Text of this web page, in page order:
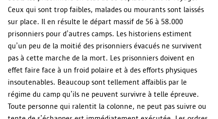
Ceux qui sont trop faibles, malades ou mourants sont laissés
sur place. Il en résulte le départ massif de 56 à 58.000
prisonniers pour d’autres camps. Les historiens estiment
qu’un peu de la moitié des prisonniers évacués ne survivent
pas à cette marche de la mort. Les prisonniers doivent en
effet faire face à un froid polaire et à des efforts physiques
insoutenables. Beaucoup sont tellement affaiblis par le
régime du camp qu’ils ne peuvent survivre à telle épreuve.
Toute personne qui ralentit la colonne, ne peut pas suivre ou